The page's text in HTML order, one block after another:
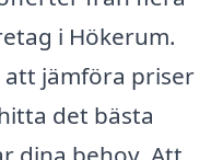
i Hökerum.
jämföra priser
det bästa